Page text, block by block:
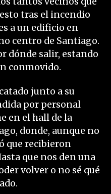
tras el incendio
a un edificio en
centro de Santiago.
dónde salir, estando
conmovido.
junto a su
por personal
en el hall de la
donde, aunque no
que recibieron
que nos den una
volver o no sé qué